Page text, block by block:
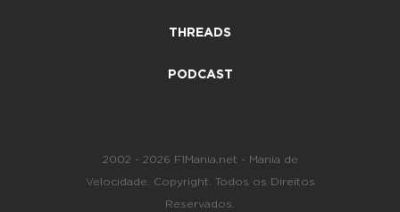
THREADS
PODCAST
2002 - 2026 F1Mania.net - Mania de
Velocidade. Copyright. Todos os Direitos
Reservados.